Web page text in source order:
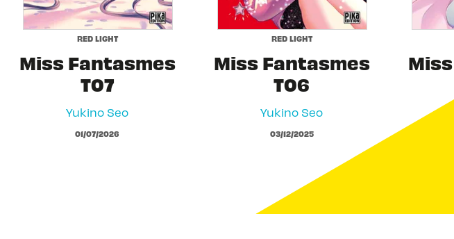
RED LIGHT
Miss Fantasmes
T07
Yukino Seo
01/07/2026
RED LIGHT
Miss Fantasmes
T06
Yukino Seo
03/12/2025